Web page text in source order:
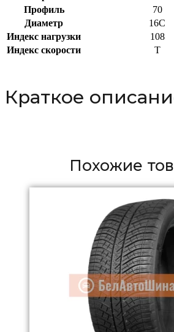
Профиль
70
Диаметр
16C
Индекс нагрузки
108
Индекс скорости
T
Краткое
Похожие